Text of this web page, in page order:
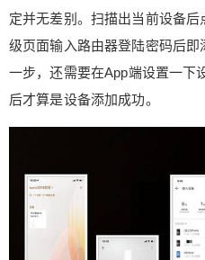
定并无差别。扫描出当前设备后
级页面输入路由器登陆密码后
一步，还需要在App端设置一下
后才算是设备添加成功。